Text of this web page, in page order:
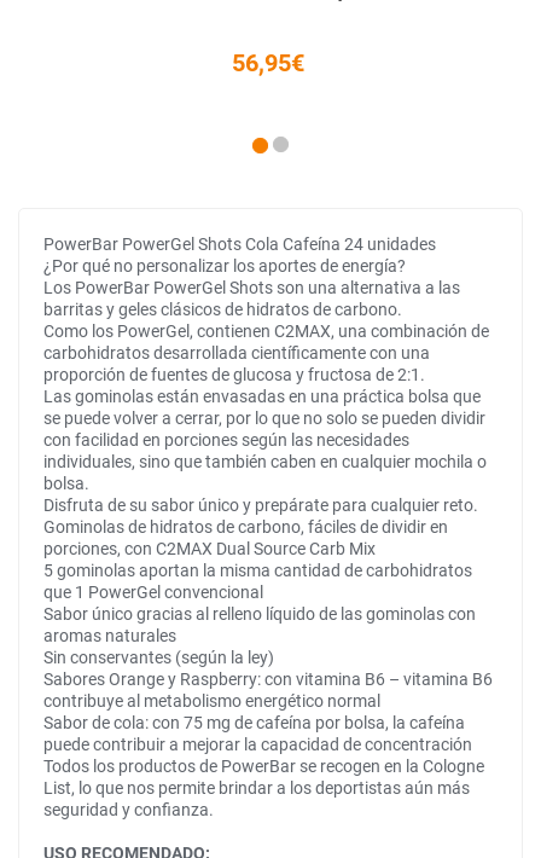
56,95€
PowerBar PowerGel Shots Cola Cafeína 24 unidades
¿Por qué no personalizar los aportes de energía?
Los PowerBar PowerGel Shots son una alternativa a las
barritas y geles clásicos de hidratos de carbono.
Como los PowerGel, contienen C2MAX, una combinación de
carbohidratos desarrollada científicamente con una
proporción de fuentes de glucosa y fructosa de 2:1.
Las gominolas están envasadas en una práctica bolsa que
se puede volver a cerrar, por lo que no solo se pueden dividir
con facilidad en porciones según las necesidades
individuales, sino que también caben en cualquier mochila o
bolsa.
Disfruta de su sabor único y prepárate para cualquier reto.
Gominolas de hidratos de carbono, fáciles de dividir en
porciones, con C2MAX Dual Source Carb Mix
5 gominolas aportan la misma cantidad de carbohidratos
que 1 PowerGel convencional
Sabor único gracias al relleno líquido de las gominolas con
aromas naturales
Sin conservantes (según la ley)
Sabores Orange y Raspberry: con vitamina B6 – vitamina B6
contribuye al metabolismo energético normal
Sabor de cola: con 75 mg de cafeína por bolsa, la cafeína
puede contribuir a mejorar la capacidad de concentración
Todos los productos de PowerBar se recogen en la Cologne
List, lo que nos permite brindar a los deportistas aún más
seguridad y confianza.
USO RECOMENDADO: